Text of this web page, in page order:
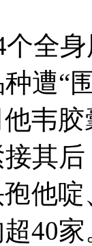
个全
遭“
他韦
其
他
40家